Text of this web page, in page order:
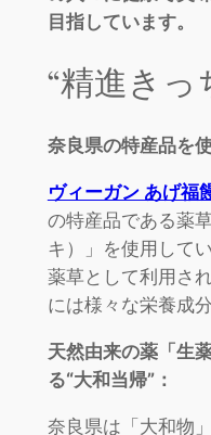
目指しています。
“精進きっ
奈良県の特産品を
ヴィーガン あげ福
の特産品である薬
キ）」を使用して
薬草として利用さ
には様々な栄養成
天然由来の薬「生
る“大和当帰”：
奈良県は「大和物